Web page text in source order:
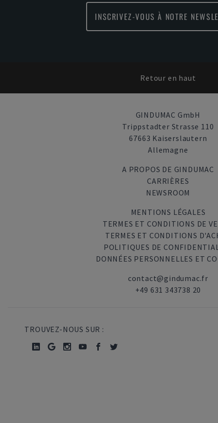
INSCRIVEZ-VOUS À NOTRE
Retour en haut
GINDUMAC GmbH
Trippstadter Strasse 110
67663 Kaiserslautern
Allemagne
A PROPOS DE GINDUMAC
CARRIÈRES
NEWSROOM
MENTIONS LÉGALES
TERMES ET CONDITIONS DE
TERMES ET CONDITIONS
POLITIQUES DE
DONNÉES PERSONNELLES ET
contact@gindumac.fr
+49 631 343738 20
TROUVEZ-NOUS SUR :